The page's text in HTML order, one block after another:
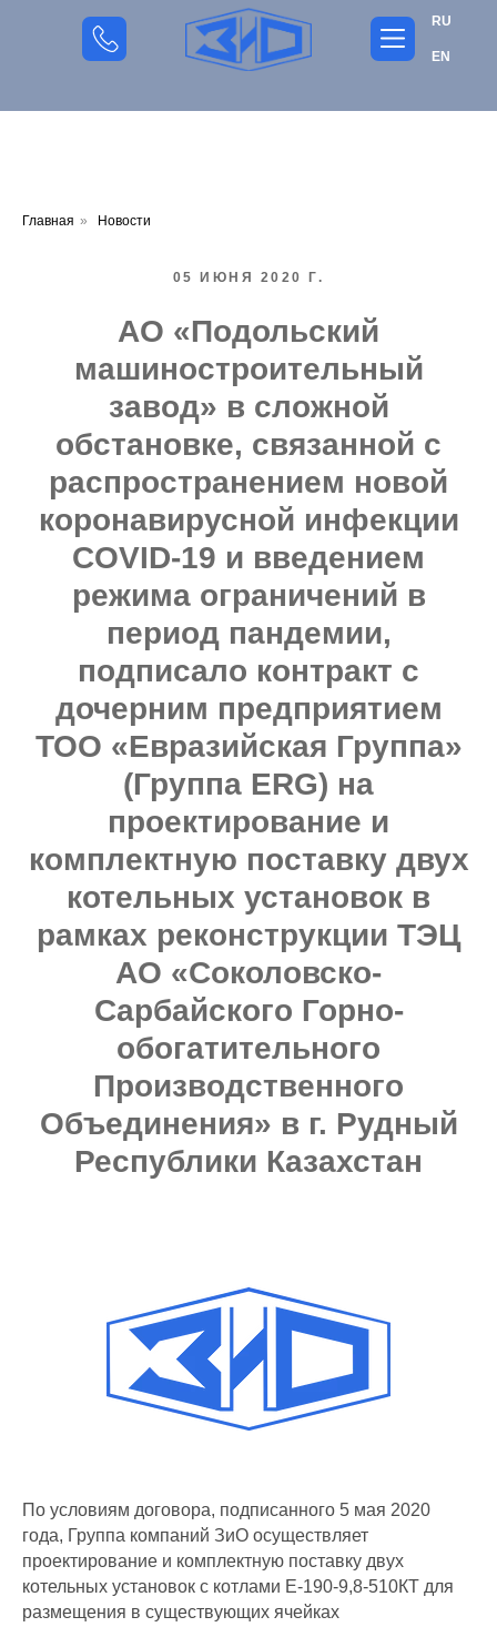
RU
EN
Главная » Новости
05 ИЮНЯ 2020 Г.
АО «Подольский
машиностроительный
завод» в сложной
обстановке, связанной с
распространением новой
коронавирусной инфекции
COVID-19 и введением
режима ограничений в
период пандемии,
подписало контракт с
дочерним предприятием
ТОО «Евразийская Группа»
(Группа ERG) на
проектирование и
комплектную поставку двух
котельных установок в
рамках реконструкции ТЭЦ
АО «Соколовско-
Сарбайского Горно-
обогатительного
Производственного
Объединения» в г. Рудный
Республики Казахстан
По условиям договора, подписанного 5 мая 2020
года, Группа компаний ЗиО осуществляет
проектирование и комплектную поставку двух
котельных установок с котлами Е-190-9,8-510КТ для
размещения в существующих ячейках